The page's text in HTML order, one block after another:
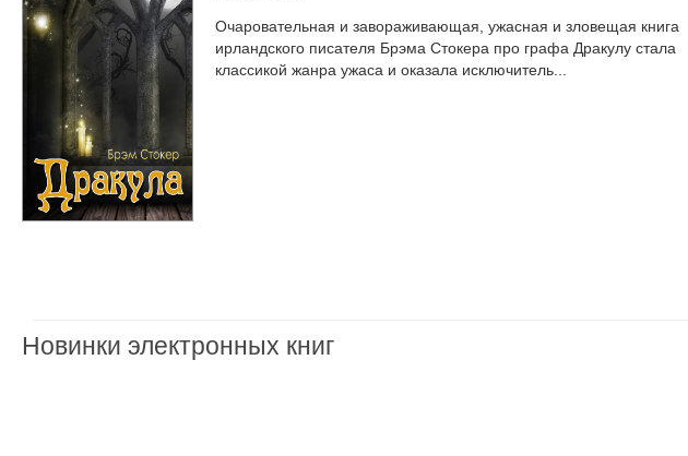
Очаровательная и завораживающая, ужасная и зловещая книга
ирландского писателя Брэма Стокера про графа Дракулу стала
классикой жанра ужаса и оказала исключитель...
Новинки электронных книг